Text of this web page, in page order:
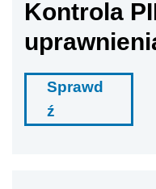
Kontrola
Sprawd
ź